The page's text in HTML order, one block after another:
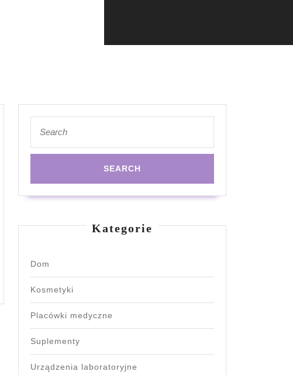
for:
Kategorie
Dom
Kosmetyki
Placówki medyczne
Suplementy
Urządzenia laboratoryjne